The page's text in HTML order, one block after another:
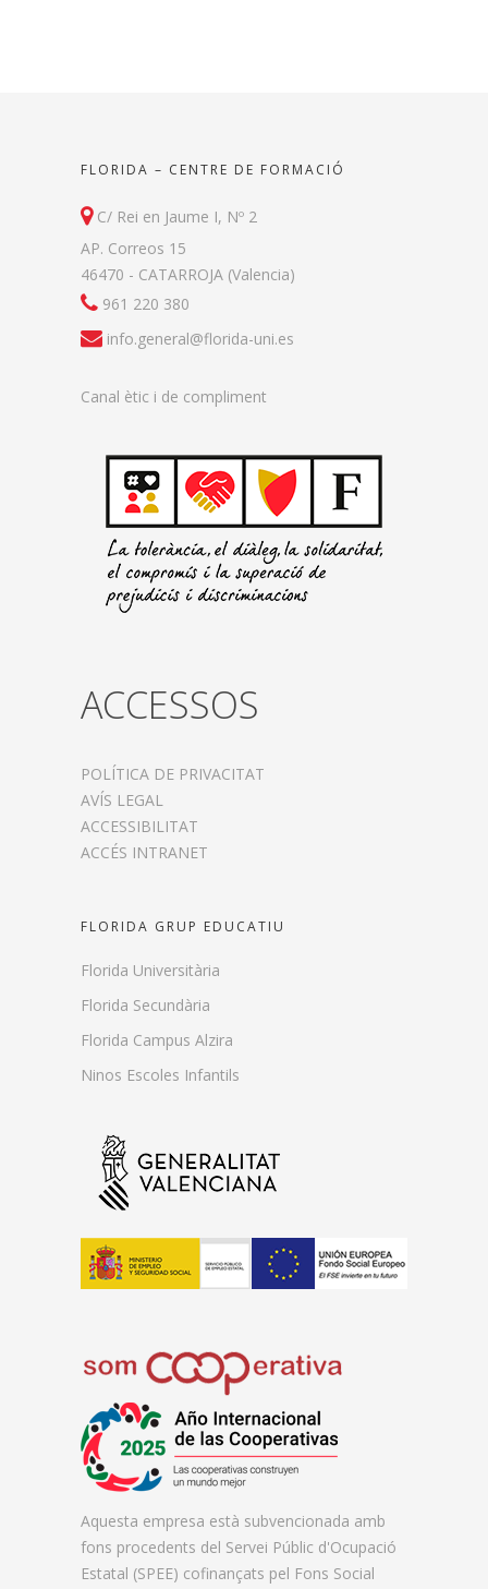
FLORIDA – CENTRE DE FORMACIÓ
C/ Rei en Jaume I, Nº 2
AP. Correos 15
46470 - CATARROJA (Valencia)
961 220 380
info.general@florida-uni.es
Canal ètic i de compliment
ACCESSOS
POLÍTICA DE PRIVACITAT
AVÍS LEGAL
ACCESSIBILITAT
ACCÉS INTRANET
FLORIDA GRUP EDUCATIU
Florida Universitària
Florida Secundària
Florida Campus Alzira
Ninos Escoles Infantils
Aquesta empresa està subvencionada amb
fons procedents del Servei Públic d'Ocupació
Estatal (SPEE) cofinançats pel Fons Social